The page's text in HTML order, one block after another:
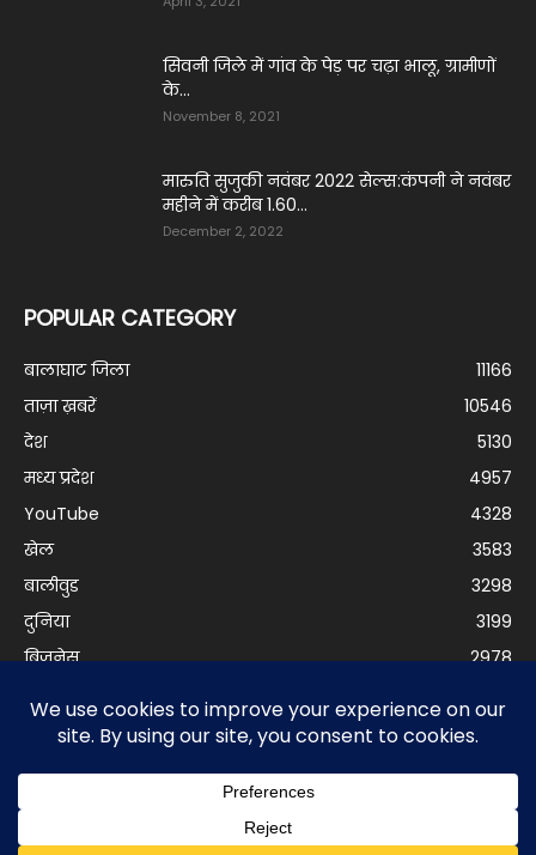
सिवनी जिले में गांव के पेड़ पर चढ़ा भालू, ग्रामीणों
के...
November 8, 2021
मारुति सुजुकी नवंबर 2022 सेल्स:कंपनी ने नवंबर
महीने में करीब 1.60...
December 2, 2022
POPULAR CATEGORY
बालाघाट जिला
11166
ताज़ा ख़बरें
10546
देश
5130
मध्य प्रदेश
4957
YouTube
4328
खेल
3583
बालीवुड
3298
दुनिया
3199
बिजनेस
2978